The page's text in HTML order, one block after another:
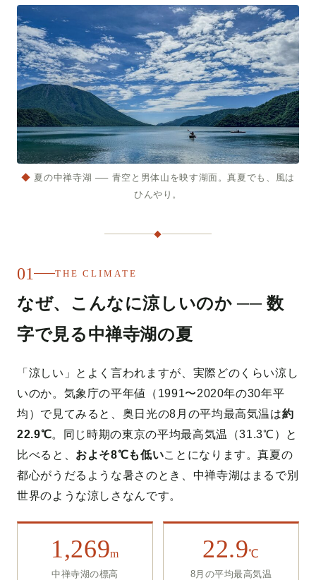
◆ 夏の中禅寺湖 ── 青空と男体山を映す湖面。真夏でも、風は
ひんやり。
◆
01 THE CLIMATE
なぜ、こんなに涼しいのか ── 数
字で見る中禅寺湖の夏
「涼しい」とよく言われますが、実際どのくらい涼し
いのか。気象庁の平年値（1991〜2020年の30年平
均）で見てみると、奥日光の8月の平均最高気温は約
22.9℃。同じ時期の東京の平均最高気温（31.3℃）と
比べると、 およそ8℃も低いことになります。真夏の
都心がうだるような暑さのとき、中禅寺湖はまるで別
世界のような涼しさなんです。
1,269m
中禅寺湖の標高
22.9℃
8月の平均最高気温